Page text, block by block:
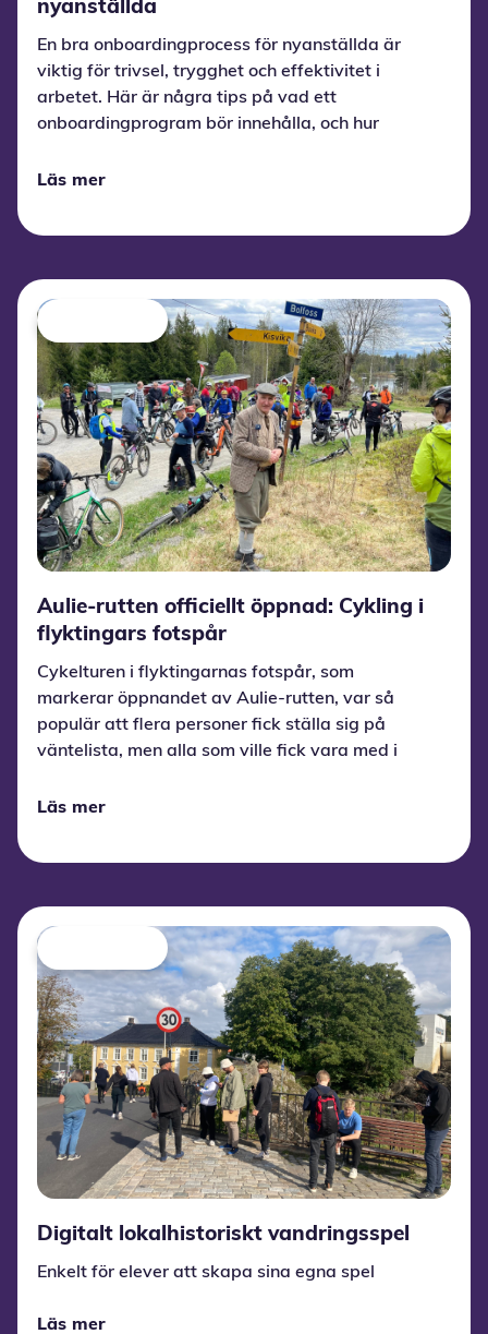
nyanställda
En bra onboardingprocess för nyanställda är
viktig för trivsel, trygghet och effektivitet i
arbetet. Här är några tips på vad ett
onboardingprogram bör innehålla, och hur
smidigare för både medarbetare och chefer.
Läs mer
Aulie-rutten officiellt öppnad: Cykling i
flyktingars fotspår
Cykelturen i flyktingarnas fotspår, som
markerar öppnandet av Aulie-rutten, var så
populär att flera personer fick ställa sig på
väntelista, men alla som ville fick vara med i
Läs mer
Digitalt lokalhistoriskt vandringsspel
Enkelt för elever att skapa sina egna spel
Läs mer